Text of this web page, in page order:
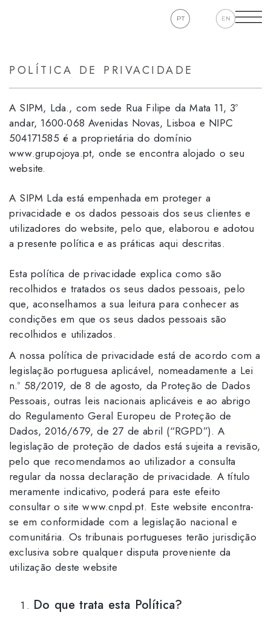
EN
PT
POLÍTICA DE PRIVACIDADE
A SIPM, Lda., com sede Rua Filipe da Mata 11, 3º
andar, 1600-068 Avenidas Novas, Lisboa e NIPC
504171585 é a proprietária do domínio
www.grupojoya.pt, onde se encontra alojado o seu
website.
A SIPM Lda está empenhada em proteger a
privacidade e os dados pessoais dos seus clientes e
utilizadores do website, pelo que, elaborou e adotou
a presente política e as práticas aqui descritas.
Esta política de privacidade explica como são
recolhidos e tratados os seus dados pessoais, pelo
que, aconselhamos a sua leitura para conhecer as
condições em que os seus dados pessoais são
recolhidos e utilizados.
A nossa política de privacidade está de acordo com a
legislação portuguesa aplicável, nomeadamente a Lei
n.º 58/2019, de 8 de agosto, da Proteção de Dados
Pessoais, outras leis nacionais aplicáveis e ao abrigo
do Regulamento Geral Europeu de Proteção de
Dados, 2016/679, de 27 de abril (“RGPD”). A
legislação de proteção de dados está sujeita a revisão,
pelo que recomendamos ao utilizador a consulta
regular da nossa declaração de privacidade. A título
meramente indicativo, poderá para este efeito
consultar o site www.cnpd.pt. Este website encontra-
se em conformidade com a legislação nacional e
comunitária. Os tribunais portugueses terão jurisdição
exclusiva sobre qualquer disputa proveniente da
utilização deste website
Do que trata esta Política?